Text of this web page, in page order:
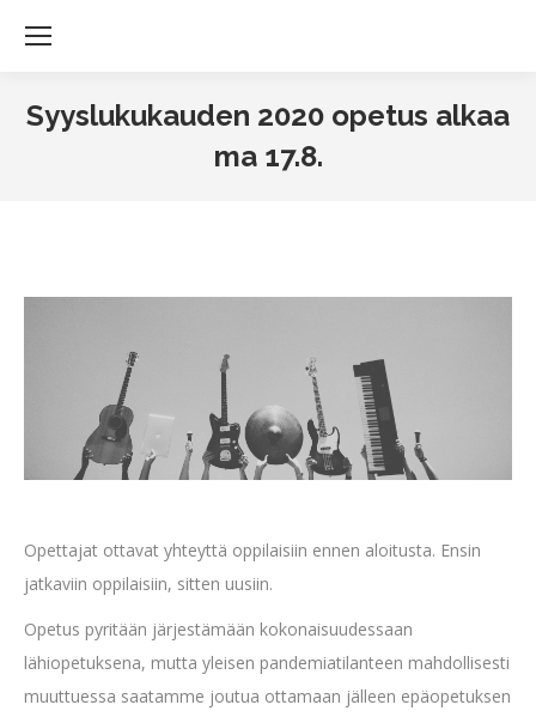
Syyslukukauden 2020 opetus alkaa
ma 17.8.
Opettajat ottavat yhteyttä oppilaisiin ennen aloitusta. Ensin
jatkaviin oppilaisiin, sitten uusiin.
Opetus pyritään järjestämään kokonaisuudessaan
lähiopetuksena, mutta yleisen pandemiatilanteen mahdollisesti
muuttuessa saatamme joutua ottamaan jälleen epäopetuksen